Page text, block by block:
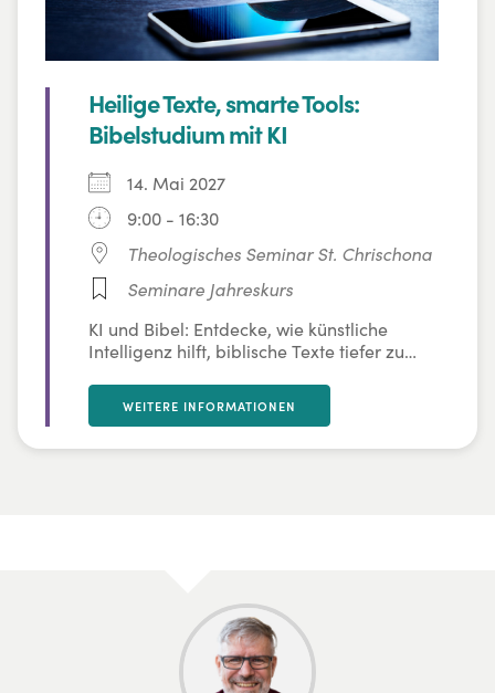
Heilige Texte, smarte Tools:
Bibelstudium mit KI
14. Mai 2027
9:00 - 16:30
Theologisches Seminar St. Chrischona
Seminare Jahreskurs
KI und Bibel: Entdecke, wie künstliche
Intelligenz hilft, biblische Texte tiefer zu
neue Zusammenhänge zu erkennen –
inklusive Chancen, Grenzen und Ethik.
WEITERE INFORMATIONEN